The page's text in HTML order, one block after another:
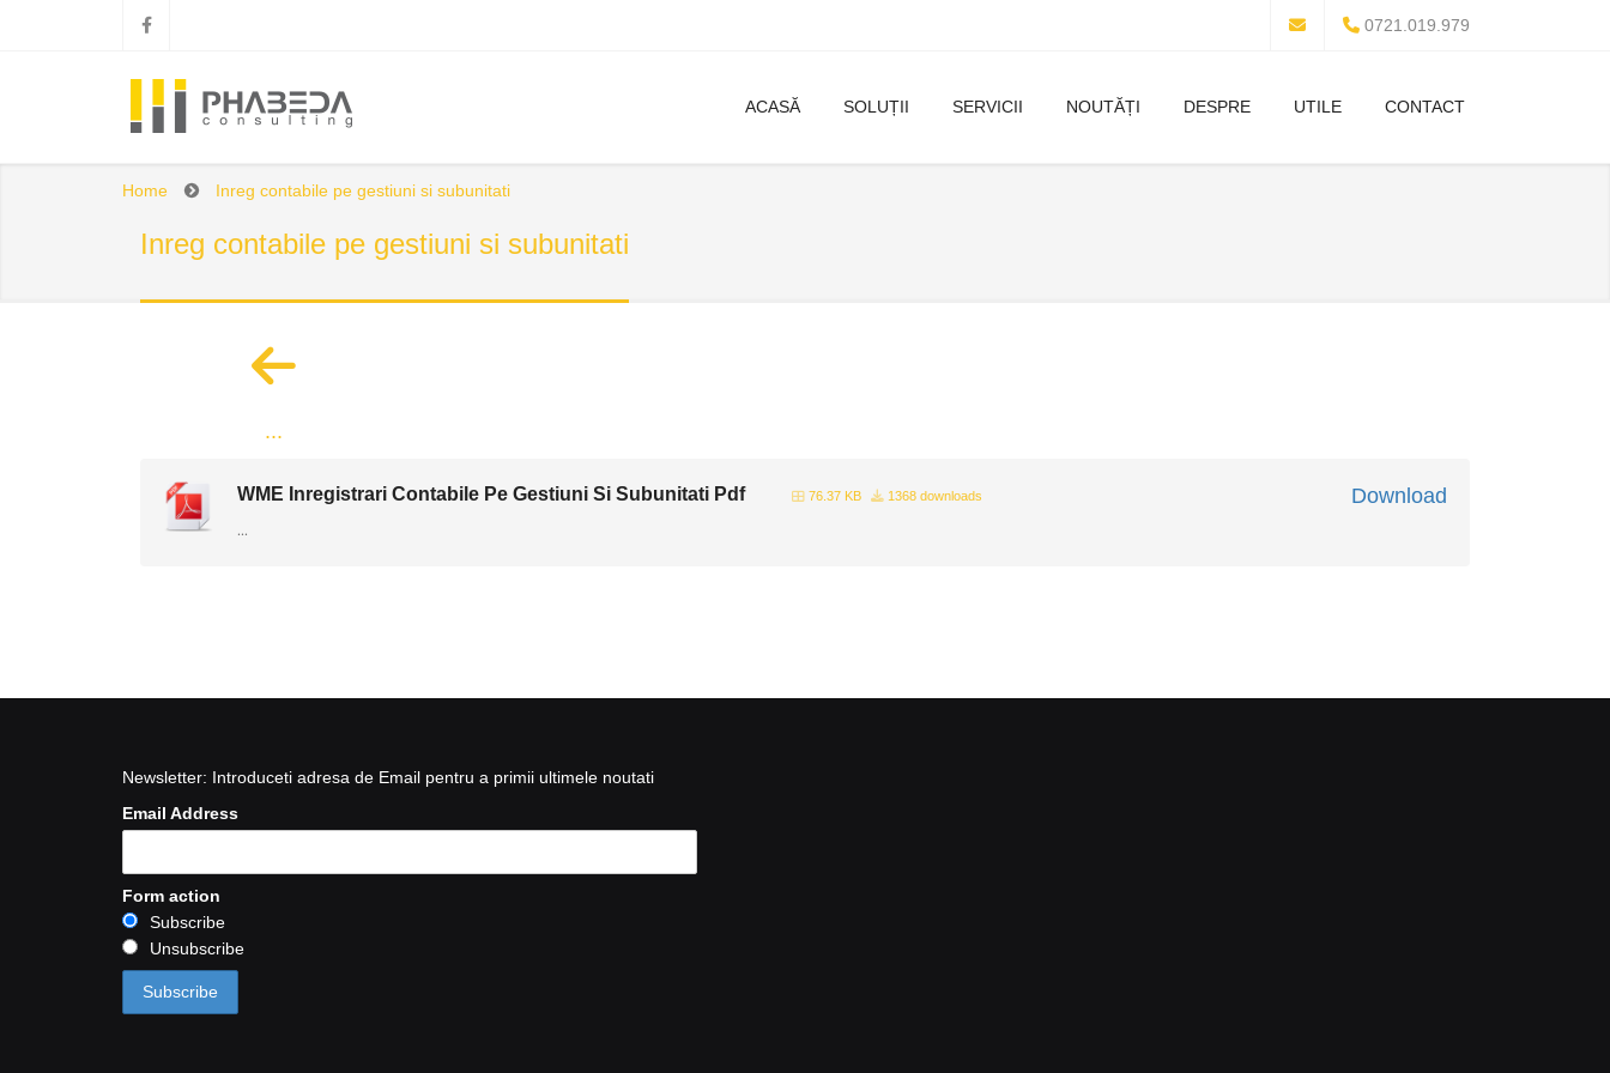
0721.019.979
ACASĂ SOLUȚII SERVICII NOUTĂȚI DESPRE UTILE CONTACT
Inreg contabile pe gestiuni si subunitati
Home Inreg contabile pe gestiuni si subunitati
...
Download
WME Inregistrari Contabile Pe Gestiuni Si Subunitati Pdf 76.37 KB 1368 downloads
...
Newsletter: Introduceti adresa de Email pentru a primii ultimele noutati
Email Address
Form action
Subscribe
Unsubscribe